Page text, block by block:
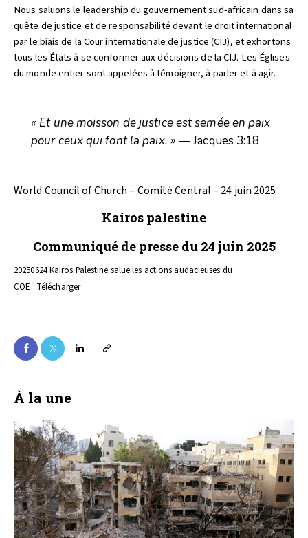
Nous saluons le leadership du gouvernement sud-africain dans sa
quête de justice et de responsabilité devant le droit international
par le biais de la Cour internationale de justice (CIJ), et exhortons
tous les États à se conformer aux décisions de la CIJ. Les Églises
du monde entier sont appelées à témoigner, à parler et à agir.
« Et une moisson de justice est semée en paix
pour ceux qui font la paix. » — Jacques 3:18
World Council of Church – Comité Central – 24 juin 2025
Kairos palestine
Communiqué de presse du 24 juin 2025
20250624 Kairos Palestine salue les actions audacieuses du
COE
Télécharger
À la une